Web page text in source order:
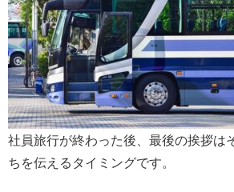
社員旅行が終わった後、最後の挨拶は
ちを伝えるタイミングです。